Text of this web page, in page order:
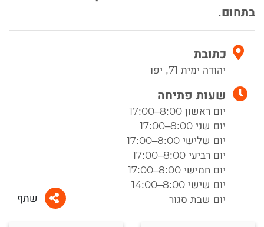
בתחום.
כתובת
יהודה ימית 71, יפו
שעות פתיחה
יום ראשון 8:00–17:00
יום שני 8:00–17:00
יום שלישי 8:00–17:00
יום רביעי 8:00–17:00
יום חמישי 8:00–17:00
יום שישי 8:00–14:00
יום שבת סגור
שתף